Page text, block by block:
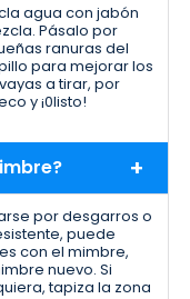
agua con jabón
Pásalo por
ranuras del
para mejorar los
a tirar, por
y ¡0listo!
por desgarros o
puede
con el mimbre,
nuevo. Si
tapiza la zona